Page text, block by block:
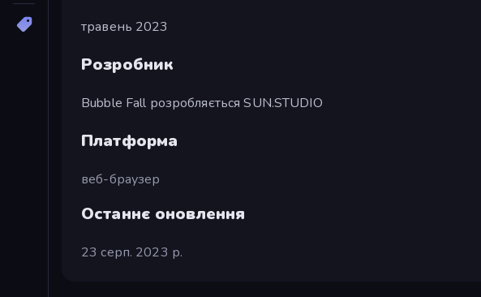
травень 2023
Розробник
Bubble Fall розробляється SUN.STUDIO
Платформа
веб-браузер
Останнє оновлення
23 серп. 2023 р.